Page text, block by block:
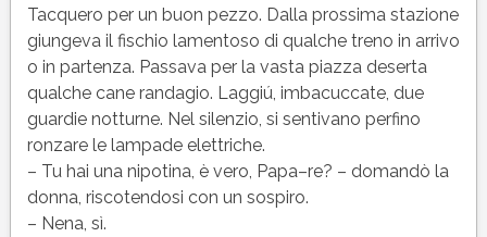
Tacquero per un buon pezzo. Dalla prossima stazione
giungeva il fischio lamentoso di qualche treno in arrivo
o in partenza. Passava per la vasta piazza deserta
qualche cane randagio. Laggiú, imbacuccate, due
guardie notturne. Nel silenzio, si sentivano perfino
ronzare le lampade elettriche.
– Tu hai una nipotina, è vero, Papa–re? – domandò la
donna, riscotendosi con un sospiro.
– Nena, sì.